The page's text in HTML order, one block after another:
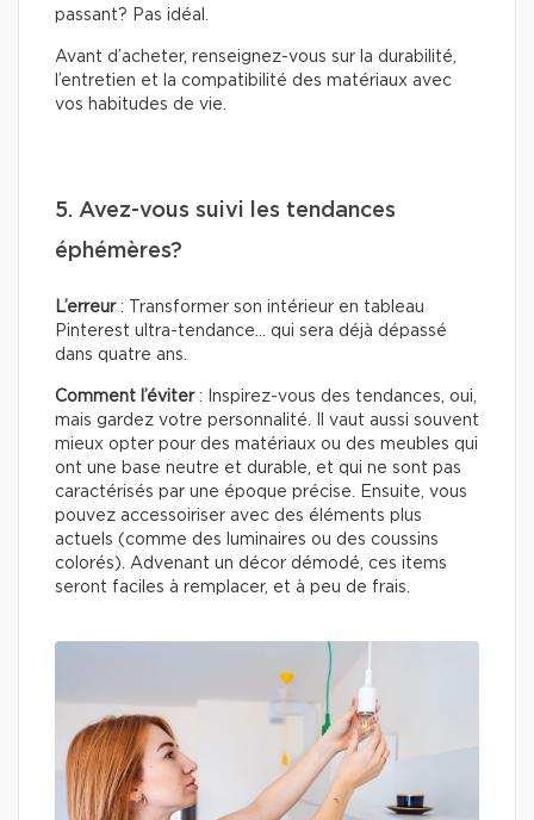
passant? Pas idéal.
Avant d’acheter, renseignez-vous sur la durabilité,
l’entretien et la compatibilité des matériaux avec
vos habitudes de vie.
5. Avez-vous suivi les tendances
éphémères?
L’erreur: Transformer son intérieur en tableau
Pinterest ultra-tendance… qui sera déjà dépassé
dans quatre ans.
Comment l’éviter: Inspirez-vous des tendances, oui,
mais gardez votre personnalité. Il vaut aussi souvent
mieux opter pour des matériaux ou des meubles qui
ont une base neutre et durable, et qui ne sont pas
caractérisés par une époque précise. Ensuite, vous
pouvez accessoiriser avec des éléments plus
actuels (comme des luminaires ou des coussins
colorés). Advenant un décor démodé, ces items
seront faciles à remplacer, et à peu de frais.